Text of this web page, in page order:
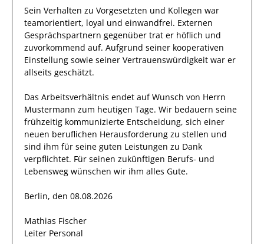
Sein Verhalten zu Vorgesetzten und Kollegen war
teamorientiert, loyal und einwandfrei. Externen
Gesprächspartnern gegenüber trat er höflich und
zuvorkommend auf. Aufgrund seiner kooperativen
Einstellung sowie seiner Vertrauenswürdigkeit war er
allseits geschätzt.
Das Arbeitsverhältnis endet auf Wunsch von Herrn
Mustermann zum heutigen Tage. Wir bedauern seine
frühzeitig kommunizierte Entscheidung, sich einer
neuen beruflichen Herausforderung zu stellen und
sind ihm für seine guten Leistungen zu Dank
verpflichtet. Für seinen zukünftigen Berufs- und
Lebensweg wünschen wir ihm alles Gute.
Berlin, den 08.08.2026
Mathias Fischer
Leiter Personal